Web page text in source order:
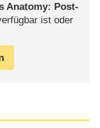
Anatomy: Post-
ist oder